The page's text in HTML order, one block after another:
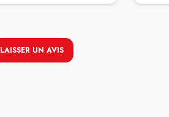
LAISSER UN AVIS